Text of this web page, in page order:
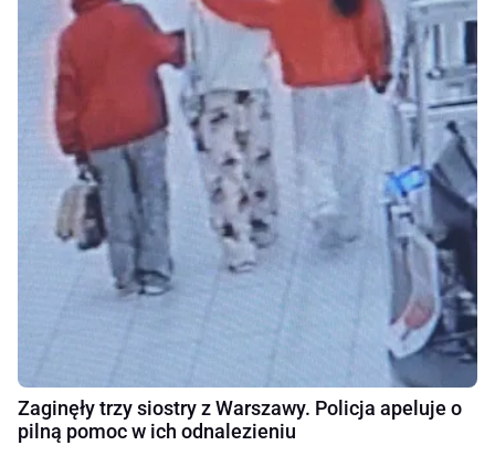
Zaginęły trzy siostry z Warszawy. Policja apeluje o
pilną pomoc w ich odnalezieniu